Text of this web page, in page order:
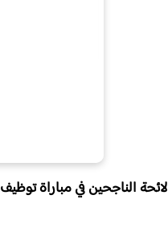
لائحة الناجحين في مباراة توظيف 100 متصرف من الدرجة الثانية بوزارة الصحة والحماية الاجتماعية 2025